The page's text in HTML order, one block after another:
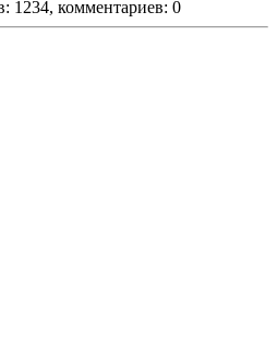
1234, комментариев: 0